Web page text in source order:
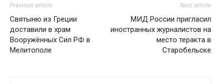
Previous article
Святыню из Греции
доставили в храм
Вооружённых Сил РФ в
Мелитополе
Next article
МИД России пригласил
иностранных журналистов на
место теракта в
Старобельске